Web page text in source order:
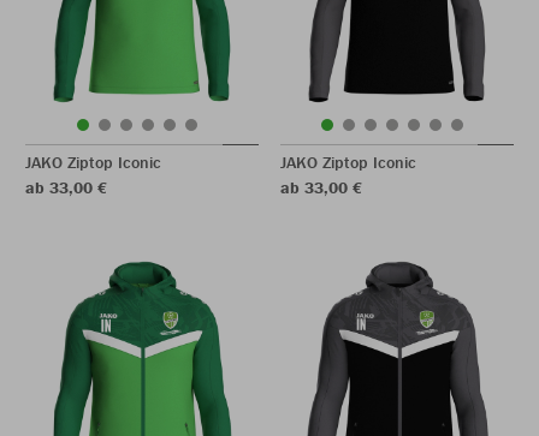
JAKO Ziptop Iconic
ab 33,00 €
JAKO Ziptop Iconic
ab 33,00 €